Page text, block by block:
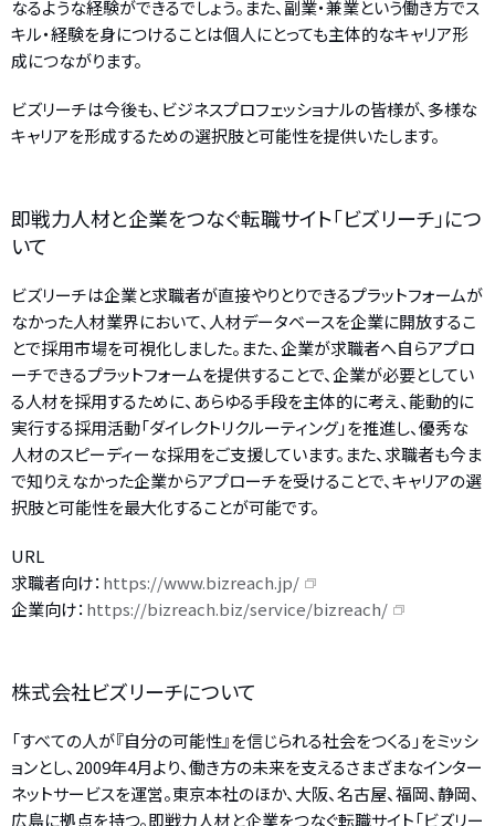
なるような経験ができるでしょう。また、副業・兼業という働き方でス
キル・経験を身につけることは個人にとっても主体的なキャリア形
成につながります。
ビズリーチは今後も、ビジネスプロフェッショナルの皆様が、多様な
キャリアを形成するための選択肢と可能性を提供いたします。
即戦力人材と企業をつなぐ転職サイト「ビズリーチ」につ
いて
ビズリーチは企業と求職者が直接やりとりできるプラットフォームが
なかった人材業界において、人材データベースを企業に開放するこ
とで採用市場を可視化しました。また、企業が求職者へ自らアプロ
ーチできるプラットフォームを提供することで、企業が必要としてい
る人材を採用するために、あらゆる手段を主体的に考え、能動的に
実行する採用活動「ダイレクトリクルーティング」を推進し、優秀な
人材のスピーディーな採用をご支援しています。また、求職者も今ま
で知りえなかった企業からアプローチを受けることで、キャリアの選
択肢と可能性を最大化することが可能です。
URL
求職者向け： https://www.bizreach.jp/
企業向け： https://bizreach.biz/service/bizreach/
株式会社ビズリーチについて
「すべての人が『自分の可能性』を信じられる社会をつくる」をミッシ
ョンとし、2009年4月より、働き方の未来を支えるさまざまなインター
ネットサービスを運営。東京本社のほか、大阪、名古屋、福岡、静岡、
広島に拠点を持つ。即戦力人材と企業をつなぐ転職サイト「ビズリー